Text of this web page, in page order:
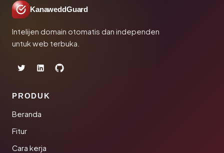
KanaweddGuard
Intelijen domain otomatis dan independen
untuk web terbuka.
PRODUK
Beranda
Fitur
Cara kerja